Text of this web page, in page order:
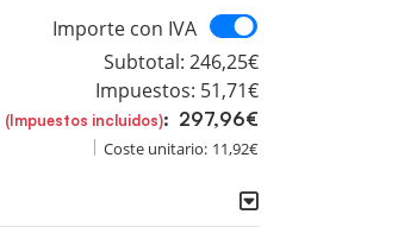
Importe con IVA
Subtotal: 246,25€
Impuestos: 51,71€
(Impuestos incluidos): 297,96€
Coste unitario: 11,92€